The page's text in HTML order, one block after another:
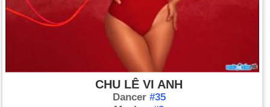
CHU LÊ VI ANH
Dancer #35